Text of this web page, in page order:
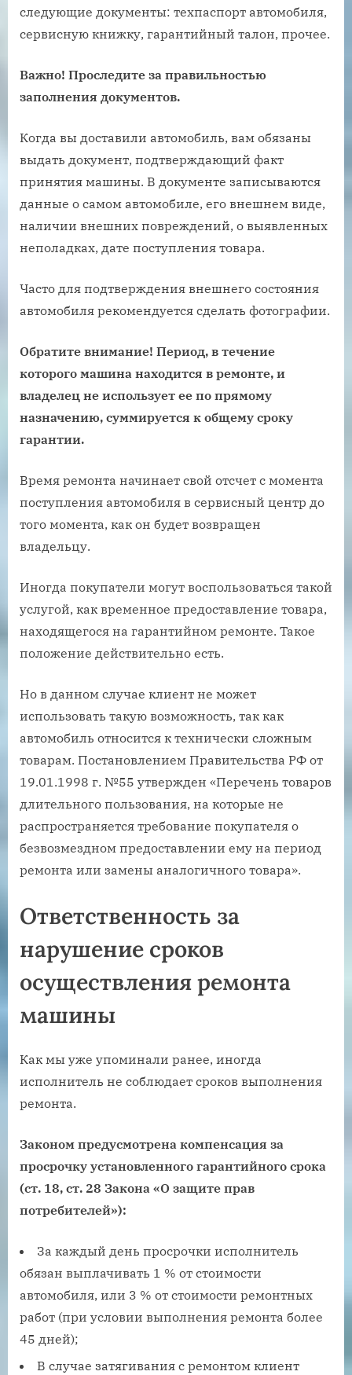
следующие документы: техпаспорт автомобиля,
сервисную книжку, гарантийный талон, прочее.
Важно! Проследите за правильностью
заполнения документов.
Когда вы доставили автомобиль, вам обязаны
выдать документ, подтверждающий факт
принятия машины. В документе записываются
данные о самом автомобиле, его внешнем виде,
наличии внешних повреждений, о выявленных
неполадках, дате поступления товара.
Часто для подтверждения внешнего состояния
автомобиля рекомендуется сделать фотографии.
Обратите внимание! Период, в течение
которого машина находится в ремонте, и
владелец не использует ее по прямому
назначению, суммируется к общему сроку
гарантии.
Время ремонта начинает свой отсчет с момента
поступления автомобиля в сервисный центр до
того момента, как он будет возвращен
владельцу.
Иногда покупатели могут воспользоваться такой
услугой, как временное предоставление товара,
находящегося на гарантийном ремонте. Такое
положение действительно есть.
Но в данном случае клиент не может
использовать такую возможность, так как
автомобиль относится к технически сложным
товарам. Постановлением Правительства РФ от
19.01.1998 г. №55 утвержден «Перечень товаров
длительного пользования, на которые не
распространяется требование покупателя о
безвозмездном предоставлении ему на период
ремонта или замены аналогичного товара».
Ответственность за
нарушение сроков
осуществления ремонта
машины
Как мы уже упоминали ранее, иногда
исполнитель не соблюдает сроков выполнения
ремонта.
Законом предусмотрена компенсация за
просрочку установленного гарантийного срока
(ст. 18, ст. 28 Закона «О защите прав
потребителей»):
За каждый день просрочки исполнитель
обязан выплачивать 1 % от стоимости
автомобиля, или 3 % от стоимости ремонтных
работ (при условии выполнения ремонта более
45 дней);
В случае затягивания с ремонтом клиент